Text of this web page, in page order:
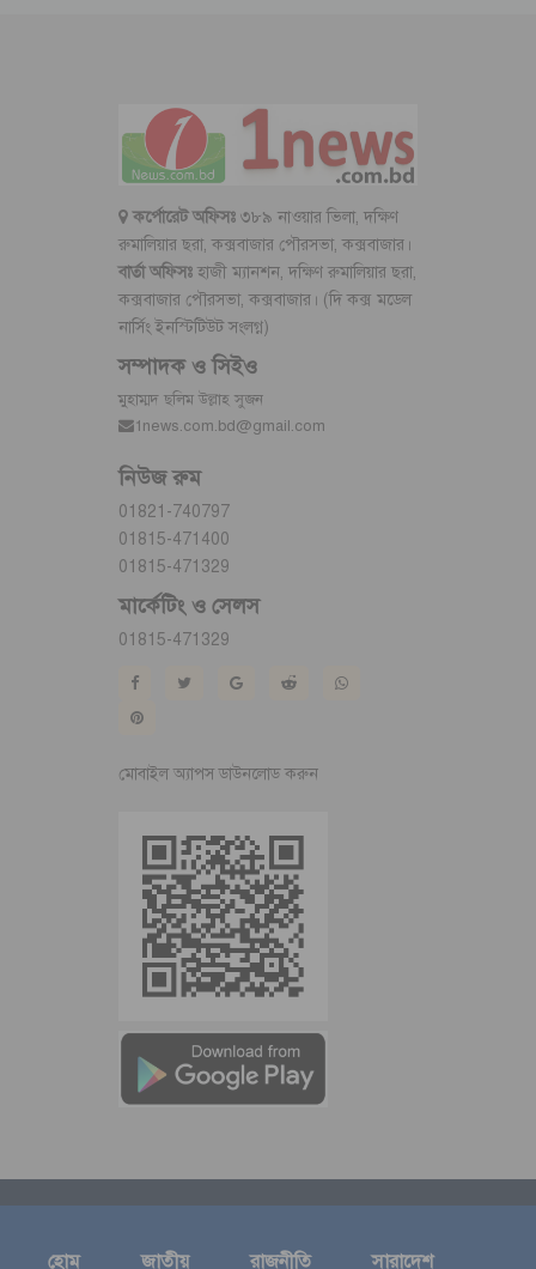
কর্পোরেট অফিসঃ৩৮৯ নাওয়ার ভিলা, দক্ষিণ
রুমালিয়ার ছরা, কক্সবাজার পৌরসভা, কক্সবাজার।
বার্তা অফিসঃ হাজী ম্যানশন, দক্ষিণ রুমালিয়ার ছরা,
কক্সবাজার পৌরসভা, কক্সবাজার। (দি কক্স মডেল
নার্সিং ইনস্টিটিউট সংলগ্ন)
সম্পাদক ও সিইও
মুহাম্মদ ছলিম উল্লাহ সুজন
1news.com.bd@gmail.com
নিউজ রুম
01821-740797
01815-471400
01815-471329
মার্কেটিং ও সেলস
01815-471329
মোবাইল অ্যাপস ডাউনলোড করুন
হোম জাতীয় রাজনীতি সারাদেশ